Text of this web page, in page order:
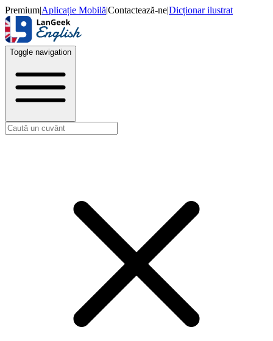
Premium|Aplicație Mobilă|Contactează-ne|Dicționar ilustrat
Toggle navigation